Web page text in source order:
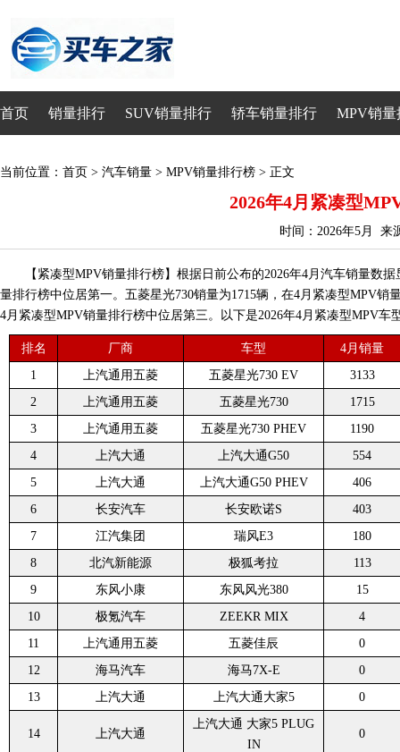
首页 销量排行 SUV销量排行 轿车销量排行 MPV销量
当前位置： 首页 > 汽车销量 > MPV销量排行榜 > 正文
2026年4月紧凑型
时间：2026年5月 来
【紧凑型MPV销量排行榜】根据日前公布的2026年4月汽车销量数
量排行榜中位居第一。五菱星光730销量为1715辆，在4月紧凑型MPV销
4月紧凑型MPV销量排行榜中位居第三。以下是2026年4月紧凑型MPV车
排名 厂商 车型
4月销量
1
上汽通用五菱 五菱星光730 EV
3133
2
上汽通用五菱 五菱星光730
1715
3
上汽通用五菱 五菱星光730 PHEV
1190
4
上汽大通 上汽大通G50
554
5
上汽大通 上汽大通G50 PHEV
406
6
长安汽车 长安欧诺S
403
7
江汽集团 瑞风E3
180
8
北汽新能源 极狐考拉
113
9
东风小康 东风风光380
15
10
极氪汽车 ZEEKR MIX
4
11
上汽通用五菱 五菱佳辰
0
12
海马汽车 海马7X-E
0
13
上汽大通 上汽大通大家5 0
14 上汽大通
上汽大通 大家5 PLUG
IN
0